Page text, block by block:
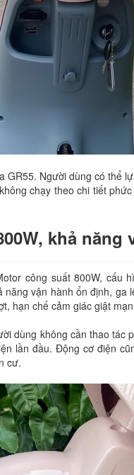
GR55. Người dùng có thể
chạy theo chi tiết
khả năng
công suất 800W, cấu
năng vận hành ổn định, ga
hạn chế cảm giác giật
dùng không cần thao tác
lần đầu. Động cơ điện
cư.